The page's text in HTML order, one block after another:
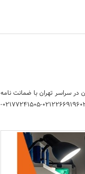
در سراسر تهران با ضمانت نامه
6 ماه به صورت شبانه روزی با بیش از 5 شعبه فعال در پایتخت 0212266919602166593368-02177241505-